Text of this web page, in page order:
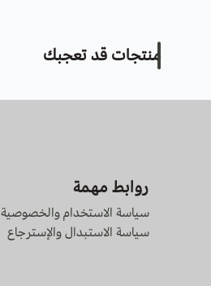
منتجات قد تعجبك
روابط مهمة
سياسة الاستخدام والخصوصية
سياسة الاستبدال والإسترجاع